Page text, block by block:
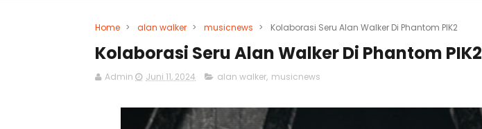
Home > alan walker > musicnews > Kolaborasi Seru Alan Walker Di Phantom PIK2
Kolaborasi Seru Alan Walker Di Phantom PIK2
Admin Juni 11, 2024 alan walker, musicnews